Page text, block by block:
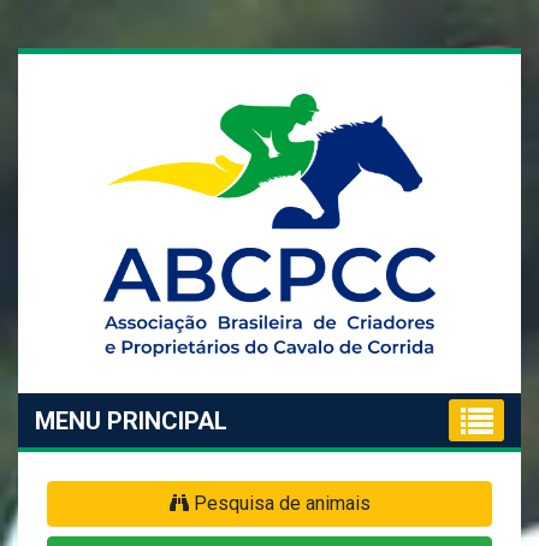
MENU PRINCIPAL
Pesquisa de animais